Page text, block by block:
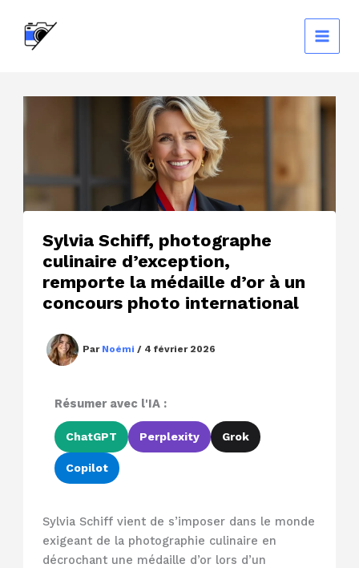
contenu
Sylvia Schiff, photographe
culinaire d’exception,
remporte la médaille d’or à un
concours photo international
Par Noémi / 4 février 2026
Résumer avec l'IA :
ChatGPT Perplexity Grok
Copilot
Sylvia Schiff vient de s’imposer dans le monde
exigeant de la photographie culinaire en
décrochant une médaille d’or lors d’un